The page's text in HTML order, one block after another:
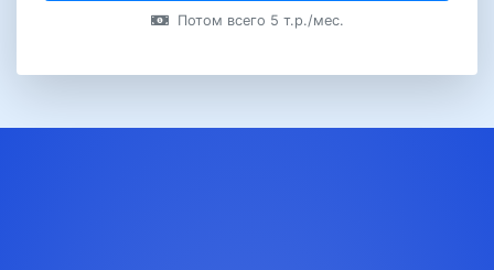
Потом всего 5 т.р./мес.